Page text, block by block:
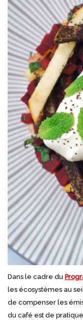
Dans le cadre du
les écosystèmes au
de compenser les
du café est de